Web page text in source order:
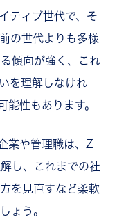
ティブ世代で、そ
の世代よりも多様
傾向が強く、これ
を理解しなけれ
性もあります。
業や管理職は、Z
し、これまでの社
を見直すなど柔軟
ょう。